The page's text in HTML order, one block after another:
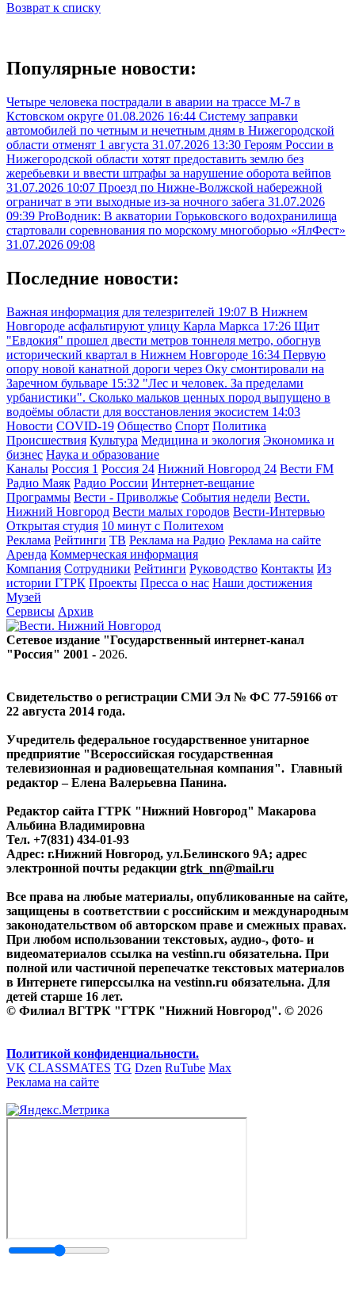
Возврат к списку
Популярные новости:
Четыре человека пострадали в аварии на трассе М-7 в
Кстовском округе 01.08.2026 16:44 Систему заправки
автомобилей по четным и нечетным дням в Нижегородской
области отменят 1 августа 31.07.2026 13:30 Героям России в
Нижегородской области хотят предоставить землю без
жеребьевки и ввести штрафы за нарушение оборота вейпов
31.07.2026 10:07 Проезд по Нижне-Волжской набережной
ограничат в эти выходные из-за ночного забега 31.07.2026
09:39 ProВодник: В акватории Горьковского водохранилища
стартовали соревнования по морскому многоборью «ЯлФест»
31.07.2026 09:08
Последние новости:
Важная информация для телезрителей 19:07 В Нижнем
Новгороде асфальтируют улицу Карла Маркса 17:26 Щит
"Евдокия" прошел двести метров тоннеля метро, обогнув
исторический квартал в Нижнем Новгороде 16:34 Первую
опору новой канатной дороги через Оку смонтировали на
Заречном бульваре 15:32 "Лес и человек. За пределами
урбанистики". Сколько мальков ценных пород выпущено в
водоёмы области для восстановления экосистем 14:03
Новости COVID-19 Общество Спорт Политика
Происшествия Культура Медицина и экология Экономика и
бизнес Наука и образование
Каналы Россия 1 Россия 24 Нижний Новгород 24 Вести FM
Радио Маяк Радио России Интернет-вещание
Программы Вести - Приволжье События недели Вести.
Нижний Новгород Вести малых городов Вести-Интервью
Открытая студия 10 минут с Политехом
Реклама Рейтинги ТВ Реклама на Радио Реклама на сайте
Аренда Коммерческая информация
Компания Сотрудники Рейтинги Руководство Контакты Из
истории ГТРК Проекты Пресса о нас Наши достижения
Музей
Сервисы Архив
Сетевое издание "Государственный интернет-канал
"Россия" 2001 - 2026.
Свидетельство о регистрации СМИ Эл № ФС 77-59166 от
22 августа 2014 года.
Учредитель федеральное государственное унитарное
предприятие "Всероссийская государственная
телевизионная и радиовещательная компания". Главный
редактор – Елена Валерьевна Панина.
Редактор сайта ГТРК "Нижний Новгород" Макарова
Альбина Владимировна
Тел. +7(831) 434-01-93
Адрес: г.Нижний Новгород, ул.Белинского 9А; адрес
электронной почты редакции gtrk_nn@mail.ru
Все права на любые материалы, опубликованные на сайте,
защищены в соответствии с российским и международным
законодательством об авторском праве и смежных правах.
При любом использовании текстовых, аудио-, фото- и
видеоматериалов ссылка на vestinn.ru обязательна. При
полной или частичной перепечатке текстовых материалов
в Интернете гиперссылка на vestinn.ru обязательна. Для
детей старше 16 лет.
© Филиал ВГТРК "ГТРК "Нижний Новгород". © 2026
Политикой конфиденциальности.
VK CLASSMATES TG Dzen RuTube Max
Реклама на сайте